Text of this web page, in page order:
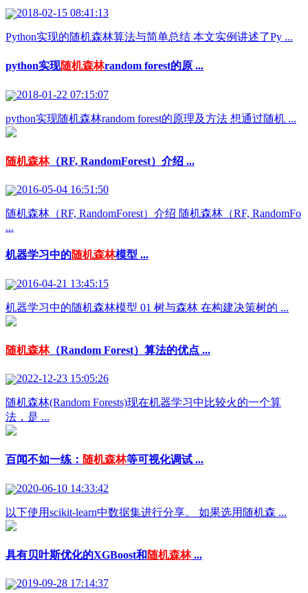
2018-02-15 08:41:13
Python实现的随机森林算法与简单总结 本文实例讲述了Py ...
python实现随机森林random forest的原 ...
2018-01-22 07:15:07
python实现随机森林random forest的原理及方法 想通过随机 ...
随机森林（RF, RandomForest）介绍 ...
2016-05-04 16:51:50
随机森林（RF, RandomForest）介绍 随机森林（RF, RandomFo
...
机器学习中的随机森林模型 ...
2016-04-21 13:45:15
机器学习中的随机森林模型 01 树与森林 在构建决策树的 ...
随机森林（Random Forest）算法的优点 ...
2022-12-23 15:05:26
随机森林(Random Forests)现在机器学习中比较火的一个算
法，是 ...
百闻不如一练： 随机森林等可视化调试 ...
2020-06-10 14:33:42
以下使用scikit-learn中数据集进行分享。 如果选用随机森 ...
具有贝叶斯优化的XGBoost和 随机森林...
2019-09-28 17:14:37